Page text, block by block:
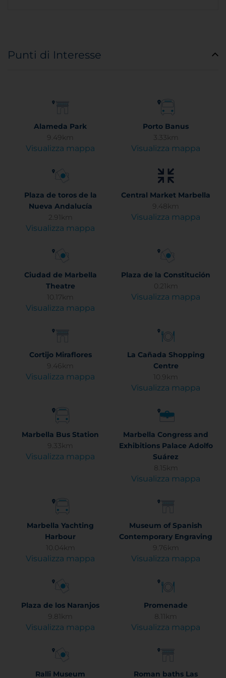
Punti di Interesse
Alameda Park
9.49km
Visualizza mappa
Porto Banus
3.33km
Visualizza mappa
Plaza de toros de la
Nueva Andalucía
2.91km
Visualizza mappa
Central Market Marbella
9.48km
Visualizza mappa
Ciudad de Marbella
Theatre
10.17km
Visualizza mappa
Plaza de la Constitución
0.21km
Visualizza mappa
Cortijo Miraflores
9.46km
Visualizza mappa
La Cañada Shopping
Centre
10.9km
Visualizza mappa
Marbella Bus Station
9.33km
Visualizza mappa
Marbella Congress and
Exhibitions Palace Adolfo
Suárez
8.15km
Visualizza mappa
Marbella Yachting
Harbour
10.04km
Visualizza mappa
Museum of Spanish
Contemporary Engraving
9.76km
Visualizza mappa
Plaza de los Naranjos
9.81km
Visualizza mappa
Promenade
8.11km
Visualizza mappa
Ralli Museum Roman baths Las